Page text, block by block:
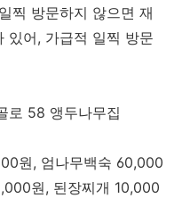
찍 방문하지 않으면 재
있어, 가급적 일찍 방문
로 58 앵두나무집
원, 엄나무백숙 60,000
원, 된장찌개 10,000